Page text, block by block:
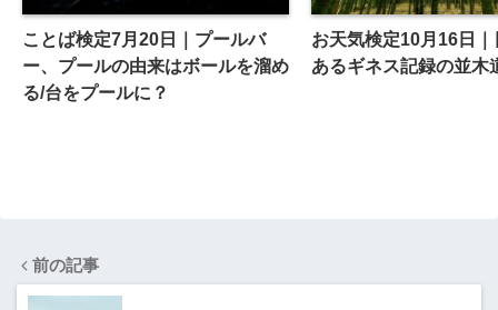
ことば検定7月20日｜プールバ
ー、プールの由来はボールを溜め
る/台をプールに？
お天気検定10月16日
あるギネス記録の並木
前の記事